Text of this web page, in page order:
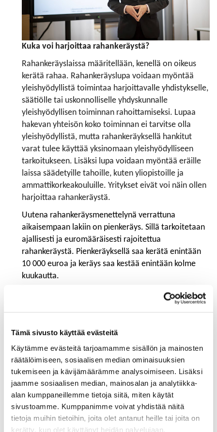
Tämä sivusto käyttää evästeitä
Käytämme evästeitä tarjoamamme sisällön ja mainosten
räätälöimiseen, sosiaalisen median ominaisuuksien
tukemiseen ja kävijämäärämme analysoimiseen. Lisäksi
jaamme sosiaalisen median, mainosalan ja analytiikka-
alan kumppaneillemme tietoja siitä, miten käytät
sivustoamme. Kumppanimme voivat yhdistää näitä
tietoja muihin tietoihin, joita olet antanut heille tai joita on
kerätty, kun olet käyttänyt heidän palvelujaan.
Kuka voi harjoittaa rahankeräystä?
Rahankeräyslaissa määritellään, kenellä on oikeus
kerätä rahaa. Rahankeräyslupa voidaan myöntää
yleishyödyllistä toimintaa harjoittavalle yhdistykselle,
säätiölle tai uskonnolliselle yhdyskunnalle
yleishyödyllisen toiminnan rahoittamiseksi. Lupaa
hakevan yhteisön koko toiminnan ei tarvitse olla
yleishyödyllistä, mutta rahankeräyksellä hankitut
varat tulee käyttää yksinomaan yleishyödylliseen
tarkoitukseen. Lisäksi lupa voidaan myöntää eräille
laissa säädetyille tahoille, kuten yliopistoille ja
ammattikorkeakouluille. Yritykset eivät voi näin ollen
harjoittaa rahankeräystä.
Uutena rahankeräysmenettelynä verrattuna
aikaisempaan lakiin on pienkeräys. Sillä tarkoitetaan
ajallisesti ja euromääräisesti rajoitettua
rahankeräystä. Pienkeräyksellä saa kerätä enintään
10 000 euroa ja keräys saa kestää enintään kolme
kuukautta.
Pienkeräyksen voi järjestää yleishyödyllisten
yhdistysten ja säätiöiden lisäksi esimerkiksi vähintään
Pienkeräyksen voi järjestää myös muuhun kuin
elinkeinotoimintaan tai oikeushenkilöllisyyden
Osakeyhtiöiden osalta tulee muistaa, että yhtiön
toiminnan tarkoituksena on tuottaa voittoa
osakkeenomistajille, eikä rahankeräys ole tämän
mukaista toimintaa eikä yhtiöjärjestyksenkään